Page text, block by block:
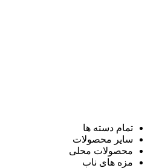
تمام دسته ها
سایر محصولات
محصولات محلی
مزه های ناب